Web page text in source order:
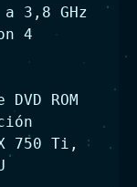
3,8 GHz
4
ROM
750 Ti,